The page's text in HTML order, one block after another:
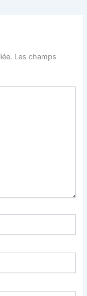
Les champs